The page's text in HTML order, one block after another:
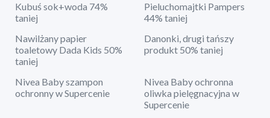
Kubuś sok+woda 74%
taniej
Pieluchomajtki Pampers
44% taniej
Nawilżany papier
toaletowy Dada Kids 50%
taniej
Danonki, drugi tańszy
produkt 50% taniej
Nivea Baby szampon
ochronny w Supercenie
Nivea Baby ochronna
oliwka pielęgnacyjna w
Supercenie